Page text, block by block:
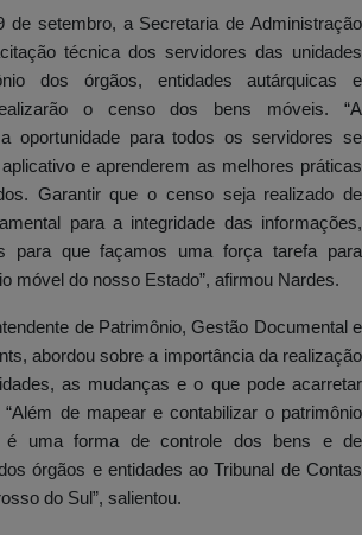
de setembro, a Secretaria de Administração
técnica dos servidores das unidades
dos órgãos, entidades autárquicas e
o censo dos bens móveis. “A
oportunidade para todos os servidores se
e aprenderem as melhores práticas
Garantir que o censo seja realizado de
para a integridade das informações,
para que façamos uma força tarefa para
móvel do nosso Estado”, afirmou Nardes.
de Patrimônio, Gestão Documental e
abordou sobre a importância da realização
as mudanças e o que pode acarretar
de mapear e contabilizar o patrimônio
é uma forma de controle dos bens e de
órgãos e entidades ao Tribunal de Contas
do Sul”, salientou.